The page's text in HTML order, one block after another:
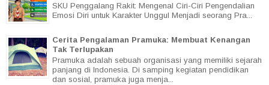
SKU Penggalang Rakit: Mengenal Ciri-Ciri Pengendalian
Emosi Diri untuk Karakter Unggul Menjadi seorang Pra...
Cerita Pengalaman Pramuka: Membuat Kenangan
Tak Terlupakan
Pramuka adalah sebuah organisasi yang memiliki sejarah
panjang di Indonesia. Di samping kegiatan pendidikan
dan sosial, pramuka juga menja...